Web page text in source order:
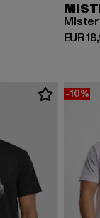
EUR 19,99
EUR
Huidige
-10%